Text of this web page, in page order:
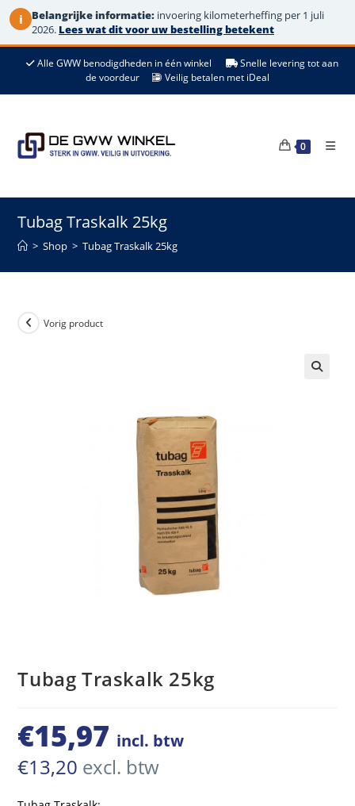
i Belangrijke informatie: invoering kilometerheffing per 1 juli
2026. Lees wat dit voor uw bestelling betekent
de
Alle GWW benodigdheden in één winkel
Snelle levering tot aan
de voordeur
Veilig betalen met iDeal
0
Tubag Traskalk 25kg
> Shop > Tubag Traskalk 25kg
Vorig product
Tubag Traskalk 25kg
€15,97 incl. btw
€13,20 excl. btw